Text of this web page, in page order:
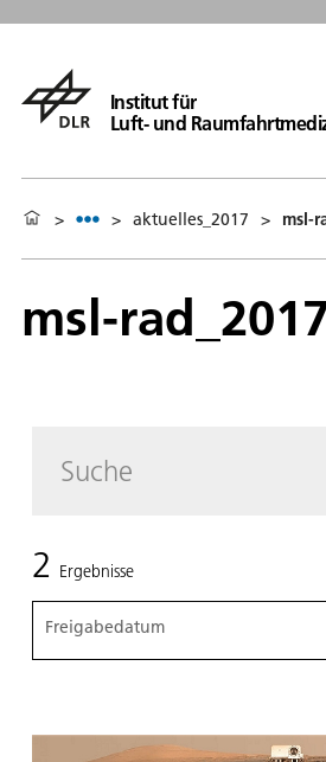
Institut für
Luft- und
> > aktuelles_2017 > msl-
msl-rad_2017
2 Ergebnisse
Freigabedatum